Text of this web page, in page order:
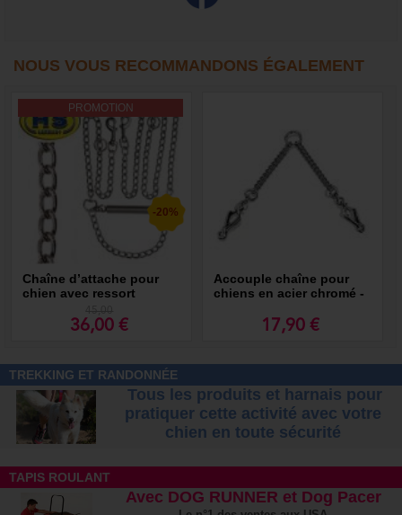
NOUS VOUS RECOMMANDONS ÉGALEMENT
PROMOTION
Chaîne d’attache pour
chien avec ressort
- Qualité Pro HS
-20%
36,00 €
Accouple chaîne pour
chiens en acier chromé -
17,90 €
TREKKING ET RANDONNÉE
Tous les produits et harnais pour
pratiquer cette activité avec votre
chien en toute sécurité
TAPIS ROULANT
Avec DOG RUNNER et Dog Pacer